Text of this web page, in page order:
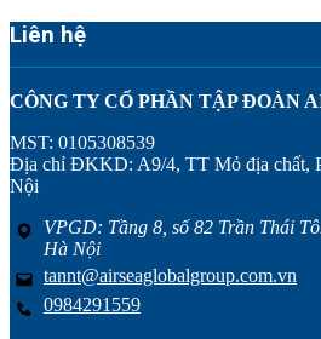
Liên hệ
CÔNG TY CỔ PHẦN TẬP ĐOÀN
MST: 0105308539
Địa chỉ ĐKKD: A9/4, TT Mỏ địa chất,
Nội
VPGD: Tầng 8, số 82 Trần Thái
Hà Nội
tannt@airseaglobalgroup.com.vn
0984291559